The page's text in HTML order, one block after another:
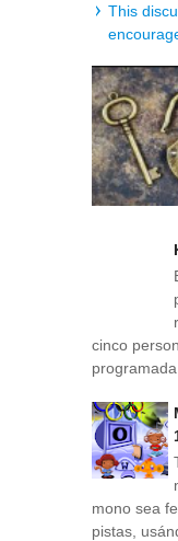
This
cinco
programada
mono sea
pistas,